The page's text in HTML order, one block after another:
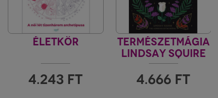
ÉLETKÖR
4.243 FT
TERMÉSZETMÁGIA
LINDSAY SQUIRE
4.666 FT